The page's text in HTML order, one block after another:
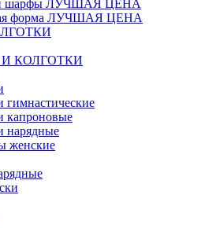
шарфы ЛУЧШАЯ ЦЕНА
форма ЛУЧШАЯ ЦЕНА
КОЛГОТКИ
гимнастические
капроновые
нарядные
женские